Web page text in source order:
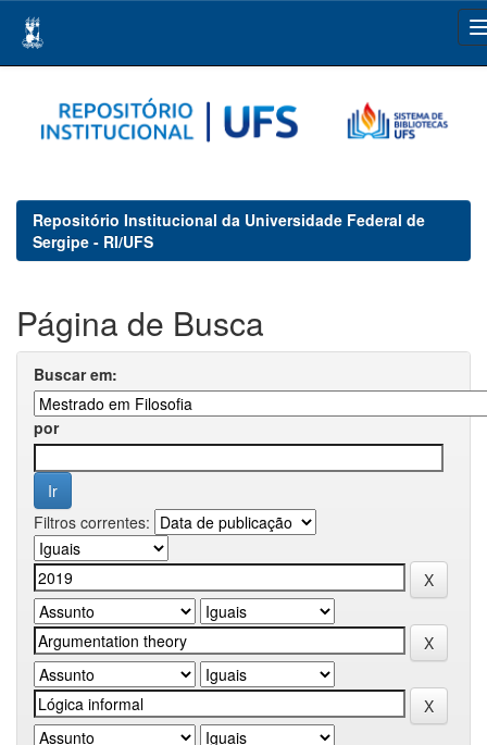
navigation
Repositório Institucional da Universidade Federal de
Sergipe - RI/UFS
Página de Busca
Buscar em:
por
Filtros correntes: